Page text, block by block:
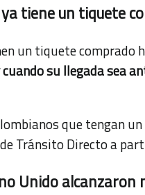
ya tiene un tiquete
un tiquete comprado
su llegada sea
que tengan
Tránsito Directo a
Unido alcanzaron